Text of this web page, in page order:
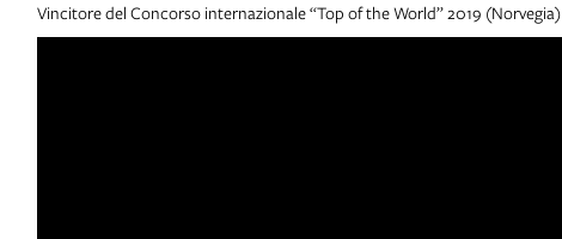
Vincitore del Concorso internazionale “Top of the World” 2019 (Norvegia)